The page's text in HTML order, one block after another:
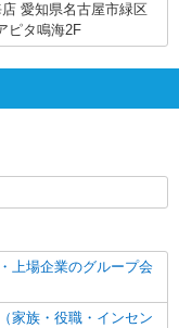
、固定残業代として支
外労働分は法定どお
期間あり 3ヶ月 ※経
愛知県名古屋市緑区
ピタ鳴海2F
上場企業のグループ会
家族・役職・インセン